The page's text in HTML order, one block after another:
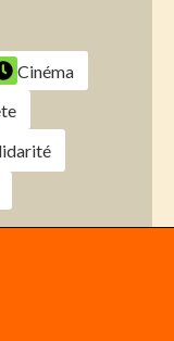
Cinéma